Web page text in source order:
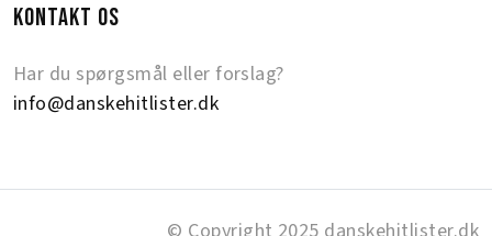
KONTAKT OS
Har du spørgsmål eller forslag?
info@danskehitlister.dk